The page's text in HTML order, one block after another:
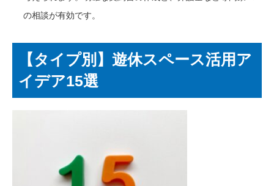
の相談が有効です。
【タイプ別】遊休スペース活用ア
イデア15選